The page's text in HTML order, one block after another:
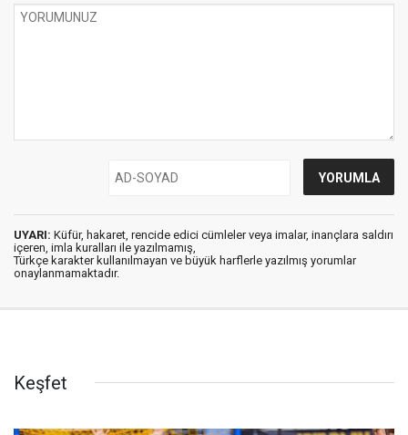
UYARI: Küfür, hakaret, rencide edici cümleler veya imalar, inançlara saldırı
içeren, imla kuralları ile yazılmamış,
Türkçe karakter kullanılmayan ve büyük harflerle yazılmış yorumlar
onaylanmamaktadır.
Keşfet